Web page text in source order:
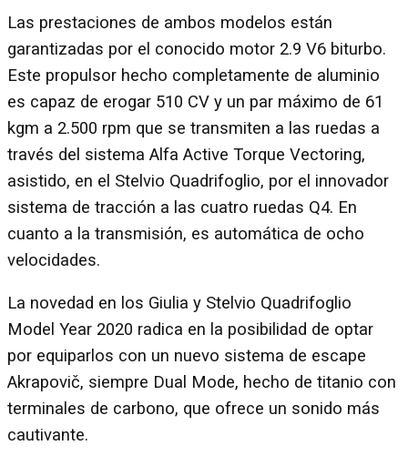
Las prestaciones de ambos modelos están
garantizadas por el conocido motor 2.9 V6 biturbo.
Este propulsor hecho completamente de aluminio
es capaz de erogar 510 CV y un par máximo de 61
kgm a 2.500 rpm que se transmiten a las ruedas a
través del sistema Alfa Active Torque Vectoring,
asistido, en el Stelvio Quadrifoglio, por el innovador
sistema de tracción a las cuatro ruedas Q4. En
cuanto a la transmisión, es automática de ocho
velocidades.
La novedad en los Giulia y Stelvio Quadrifoglio
Model Year 2020 radica en la posibilidad de optar
por equiparlos con un nuevo sistema de escape
Akrapovič, siempre Dual Mode, hecho de titanio con
terminales de carbono, que ofrece un sonido más
cautivante.